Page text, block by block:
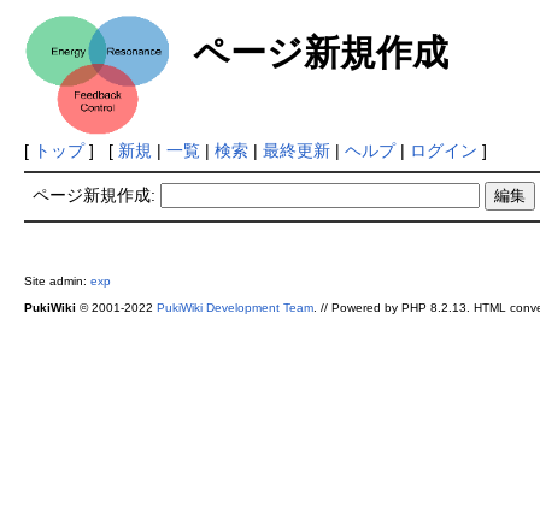
ページ新規作成
[ トップ] [ 新規 | 一覧| 検索| 最終更新| ヘルプ| ログイン ]
ページ新規作成:
Site admin: exp
PukiWiki © 2001-2022 PukiWiki Development Team. // Powered by PHP 8.2.13. HTML